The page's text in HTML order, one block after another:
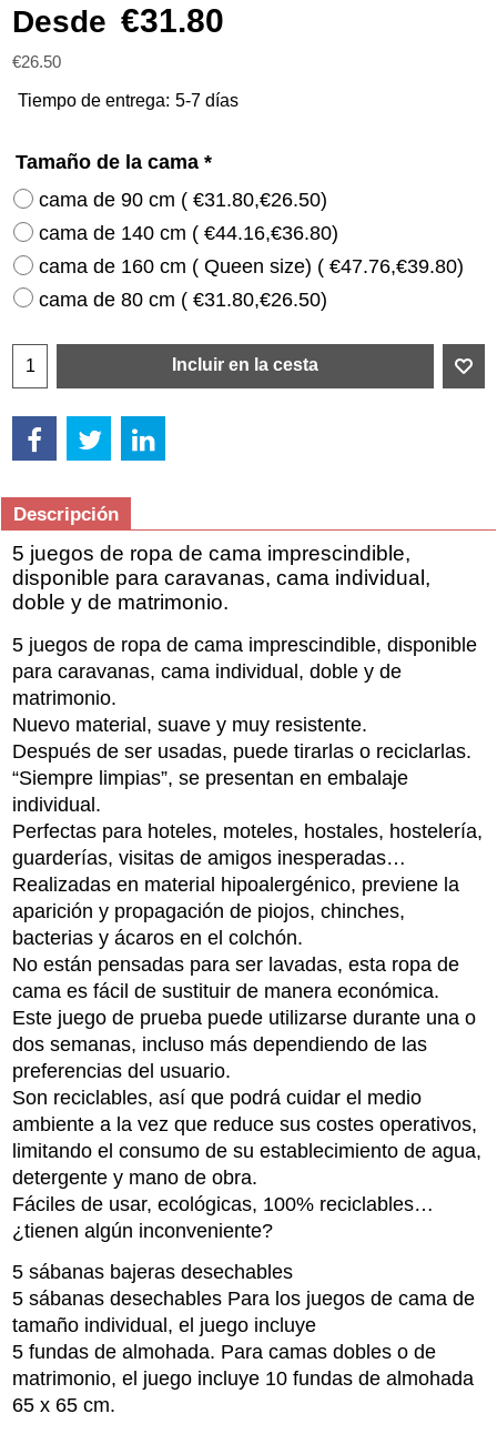
Desde €31.80
€26.50
Tiempo de entrega: 5-7 días
Tamaño de la cama *
cama de 90 cm ( €31.80,€26.50)
cama de 140 cm ( €44.16,€36.80)
cama de 160 cm ( Queen size) ( €47.76,€39.80)
cama de 80 cm ( €31.80,€26.50)
Incluir en la cesta
Descripción
5 juegos de ropa de cama imprescindible,
disponible para caravanas, cama individual,
doble y de matrimonio.
5 juegos de ropa de cama imprescindible, disponible
para caravanas, cama individual, doble y de
matrimonio.
Nuevo material, suave y muy resistente.
Después de ser usadas, puede tirarlas o reciclarlas.
“Siempre limpias”, se presentan en embalaje
individual.
Perfectas para hoteles, moteles, hostales, hostelería,
guarderías, visitas de amigos inesperadas…
Realizadas en material hipoalergénico, previene la
aparición y propagación de piojos, chinches,
bacterias y ácaros en el colchón.
No están pensadas para ser lavadas, esta ropa de
cama es fácil de sustituir de manera económica.
Este juego de prueba puede utilizarse durante una o
dos semanas, incluso más dependiendo de las
preferencias del usuario.
Son reciclables, así que podrá cuidar el medio
ambiente a la vez que reduce sus costes operativos,
limitando el consumo de su establecimiento de agua,
detergente y mano de obra.
Fáciles de usar, ecológicas, 100% reciclables…
¿tienen algún inconveniente?
5 sábanas bajeras desechables
5 sábanas desechables Para los juegos de cama de
tamaño individual, el juego incluye
5 fundas de almohada. Para camas dobles o de
matrimonio, el juego incluye 10 fundas de almohada
65 x 65 cm.